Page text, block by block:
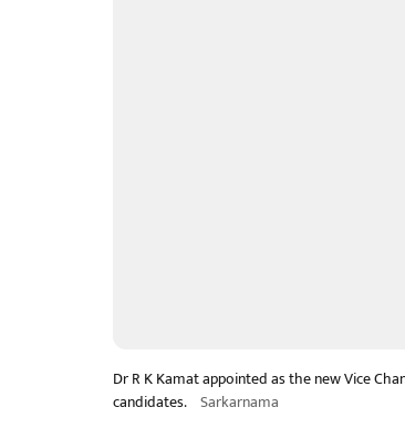
Dr R K Kamat appointed as the new Vice
candidates. Sarkarnama